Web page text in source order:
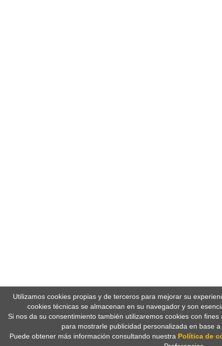
Utilizamos cookies propias y de terceros para mejorar su
cookies técnicas se almacenan en su navegador y son
Si nos da su consentimiento también utilizaremos cookies con
para mostrarle publicidad personalizada en base
Puede obtener más información consultando nuestra Política de